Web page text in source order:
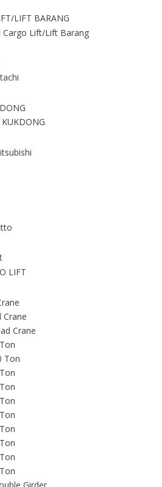
LIFT BARANG
Cargo Lift/Lift Barang
LIFT
Crane
Crane
Ton